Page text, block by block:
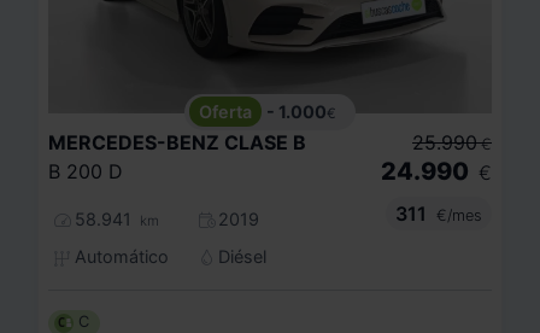
- 1.000€
MERCEDES-BENZ CLASE B
B 200 D
58.941 km
2019
Automático
Diésel
25.990 €
24.990 €
311
€/mes
C